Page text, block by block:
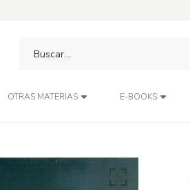
OTRAS MATERIAS E-BOOKS